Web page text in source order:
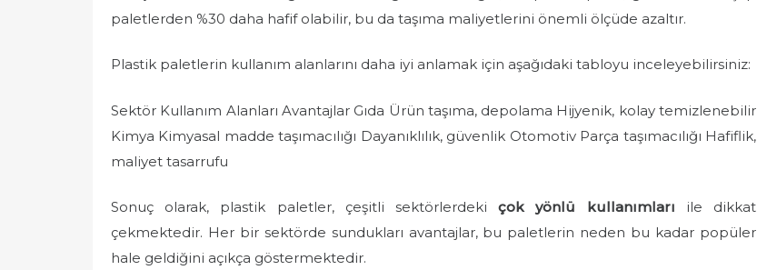
paletlerden %30 daha hafif olabilir, bu da taşıma maliyetlerini önemli ölçüde azaltır.
Plastik paletlerin kullanım alanlarını daha iyi anlamak için aşağıdaki tabloyu inceleyebilirsiniz:
Sektör Kullanım Alanları Avantajlar Gıda Ürün taşıma, depolama Hijyenik, kolay temizlenebilir
Kimya Kimyasal madde taşımacılığı Dayanıklılık, güvenlik Otomotiv Parça taşımacılığı Hafiflik,
maliyet tasarrufu
Sonuç olarak, plastik paletler, çeşitli sektörlerdekiçok yönlü kullanımları ile dikkat
çekmektedir. Her bir sektörde sundukları avantajlar, bu paletlerin neden bu kadar popüler
hale geldiğini açıkça göstermektedir.